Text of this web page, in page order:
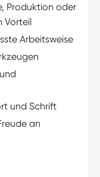
Produktion oder
Vorteil
Arbeitsweise
und Schrift
an